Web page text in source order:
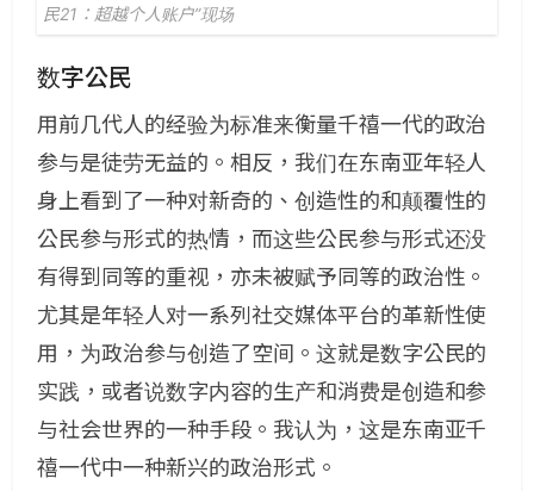
民21：超越个人账户”现场
数字公民
用前几代人的经验为标准来衡量千禧一代的政治
参与是徒劳无益的。相反，我们在东南亚年轻人
身上看到了一种对新奇的、创造性的和颠覆性的
公民参与形式的热情，而这些公民参与形式还没
有得到同等的重视，亦未被赋予同等的政治性。
尤其是年轻人对一系列社交媒体平台的革新性使
用，为政治参与创造了空间。这就是数字公民的
实践，或者说数字内容的生产和消费是创造和参
与社会世界的一种手段。我认为，这是东南亚千
禧一代中一种新兴的政治形式。